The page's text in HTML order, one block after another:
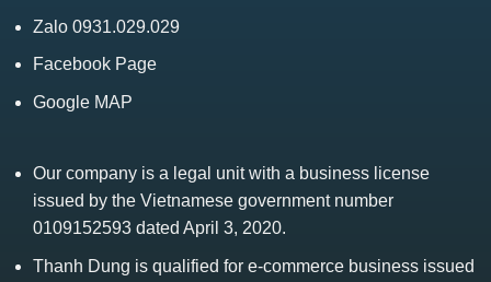
Zalo 0931.029.029
Facebook Page
Google MAP
Our company is a legal unit with a business license
issued by the Vietnamese government number
0109152593 dated April 3, 2020.
Thanh Dung is qualified for e-commerce business issued